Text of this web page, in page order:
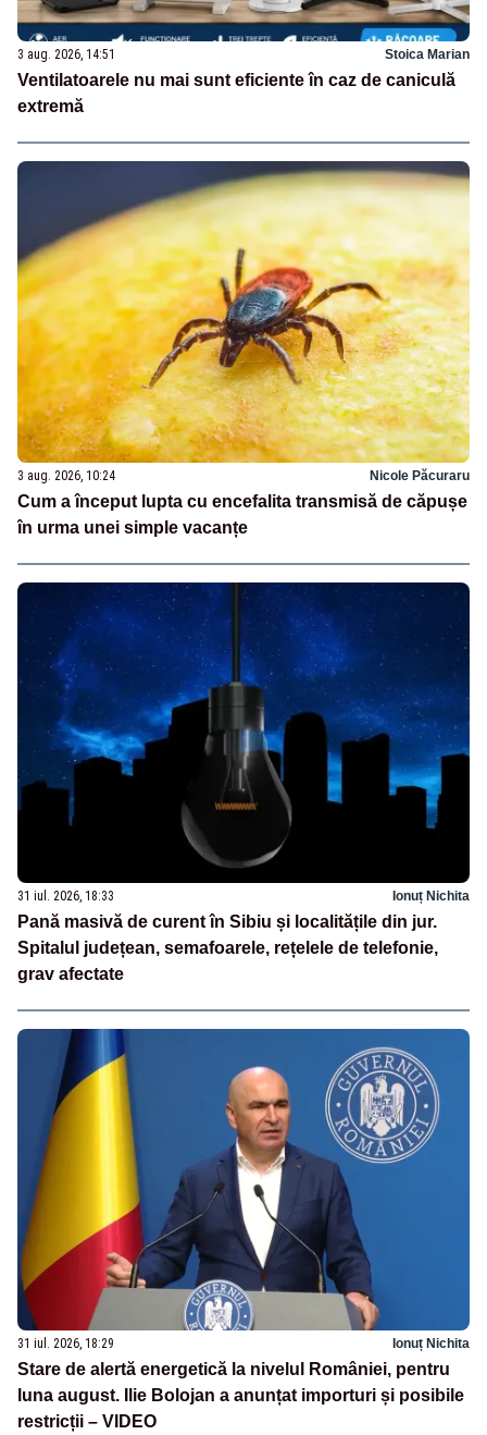
3 aug. 2026, 14:51 Stoica Marian
Ventilatoarele nu mai sunt eficiente în caz de caniculă
extremă
3 aug. 2026, 10:24 Nicole Păcuraru
Cum a început lupta cu encefalita transmisă de căpușe
în urma unei simple vacanțe
31 iul. 2026, 18:33 Ionuț Nichita
Pană masivă de curent în Sibiu și localitățile din jur.
Spitalul județean, semafoarele, rețelele de telefonie,
grav afectate
31 iul. 2026, 18:29 Ionuț Nichita
Stare de alertă energetică la nivelul României, pentru
luna august. Ilie Bolojan a anunțat importuri și posibile
restricții – VIDEO